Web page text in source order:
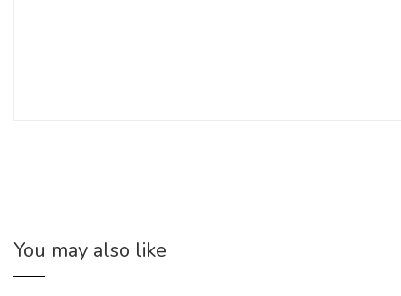
You may also like